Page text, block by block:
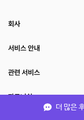
더 많은
회사
서비스 안내
관련 서비스
파트너쉽